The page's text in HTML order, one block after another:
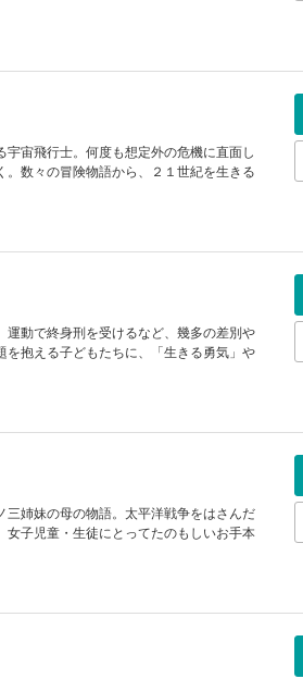
宙飛行士。何度も想定外の危機に直面し
数々の冒険物語から、２１世紀を生きる
動で終身刑を受けるなど、幾多の差別や
抱える子どもたちに、「生きる勇気」や
姉妹の母の物語。太平洋戦争をはさんだ
子児童・生徒にとってたのもしいお手本